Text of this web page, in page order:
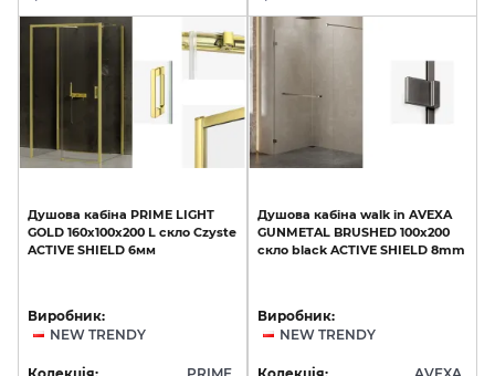
Душова кабіна PRIME LIGHT
GOLD 160x100x200 L скло Czyste
ACTIVE SHIELD 6мм
Виробник:
NEW TRENDY
Душова кабіна walk in AVEXA
GUNMETAL BRUSHED 100x200
скло black ACTIVE SHIELD 8mm
Виробник:
NEW TRENDY